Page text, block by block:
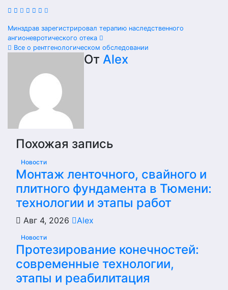
Навигация
по
записям
Минздрав зарегистрировал терапию наследственного
ангионевротического отека
Все о рентгенологическом обследовании
От Alex
Похожая запись
Новости
Монтаж ленточного, свайного и
плитного фундамента в Тюмени:
технологии и этапы работ
Авг 4, 2026 Alex
Новости
Протезирование конечностей:
современные технологии,
этапы и реабилитация